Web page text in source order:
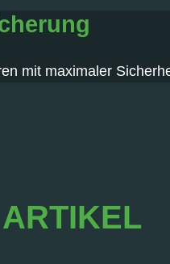
mit maximaler